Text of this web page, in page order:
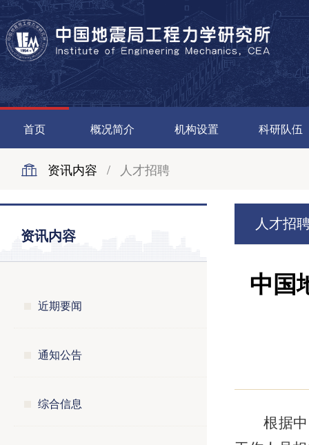
首页 概况简介 机构设置 科研队伍
资讯内容 / 人才招聘
资讯内容
近期要闻
通知公告
综合信息
人才招
中国
根据